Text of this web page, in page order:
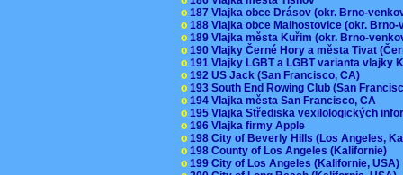
o 187 Vlajka obce Drásov (okr. Brno-
o 188 Vlajka obce Malhostovice (okr.
o 189 Vlajka města Kuřim (okr. Brno-
o 190 Vlajky Černé Hory a města Tivat
o 191 Vlajky LGBT a LGBT varianta vlajky
o 192 US Jack (San Francisco, CA)
o 193 South End Rowing Club (San
o 194 Vlajka města San Francisco, CA
o 195 Vlajka Střediska vexilologických
o 196 Vlajka firmy Apple
o 198 City of Beverly Hills (Los Angeles,
o 198 County of Los Angeles (Kalifornie)
o 199 City of Los Angeles (Kalifornie,